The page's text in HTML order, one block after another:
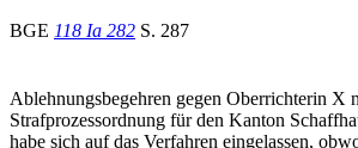
BGE 118 Ia 282 S. 287
Ablehnungsbegehren gegen Oberrichterin X
Strafprozessordnung für den Kanton
habe sich auf das Verfahren eingelassen,